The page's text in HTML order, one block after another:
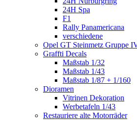
24H Spa
F1
Rally Panamericana
verschiedene
Opel GT Steinmetz Gruppe
Graffti Decals
Maßstab 1/32
Maßstab 1/43
Maßstab 1/87 + 1/160
Dioramen
Vitrinen Dekoration
Werbetafeln 1/43
Restauriere alte Motorräder